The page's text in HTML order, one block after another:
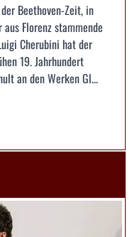
Beethoven-Zeit, in
Florenz stammende
Cherubini hat der
19. Jahrhundert
an den Werken Gl...